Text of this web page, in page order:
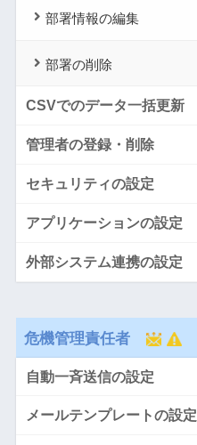
部署情報の編集
部署の削除
CSVでのデータ一括更新
管理者の登録・削除
セキュリティの設定
アプリケーションの設定
外部システム連携の設定
危機管理責任者
自動一斉送信の設定
メールテンプレートの設定